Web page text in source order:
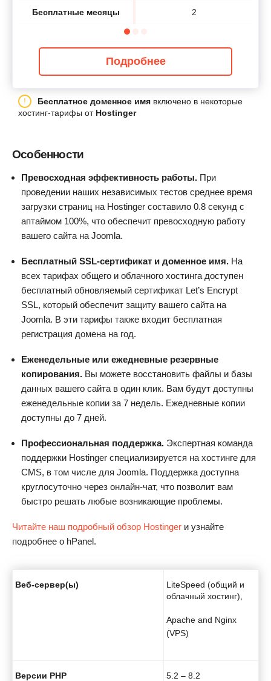
Бесплатные месяцы 2
Подробнее
Бесплатное доменное имя включено в некоторые
хостинг-тарифы от Hostinger
Особенности
Превосходная эффективность работы. При
проведении наших независимых тестов среднее время
загрузки страниц на Hostinger составило 0.8 секунд с
аптаймом 100%, что обеспечит превосходную работу
вашего сайта на Joomla.
Бесплатный SSL-сертификат и доменное имя. На
всех тарифах общего и облачного хостинга доступен
бесплатный обновляемый сертификат Let’s Encrypt
SSL, который обеспечит защиту вашего сайта на
Joomla. В эти тарифы также входит бесплатная
регистрация домена на год.
Еженедельные или ежедневные резервные
копирования. Вы можете восстановить файлы и базы
данных вашего сайта в один клик. Вам будут доступны
еженедельные копии за 7 недель. Ежедневные копии
доступны до 7 дней.
Профессиональная поддержка. Экспертная команда
поддержки Hostinger специализируется на хостинге для
CMS, в том числе для Joomla. Поддержка доступна
круглосуточно через онлайн-чат, что позволит вам
быстро решать любые возникающие проблемы.
Читайте наш подробный обзор Hostinger и узнайте
подробнее о hPanel.
Веб-сервер(ы)
LiteSpeed (общий и
облачный хостинг),
Apache and Nginx
(VPS)
Версии PHP 5.2 – 8.2